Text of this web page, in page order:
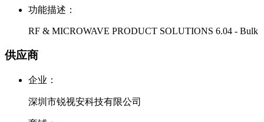
功能描述：
RF & MICROWAVE PRODUCT SOLUTIONS 6.04 - Bulk
供应商
企业：
深圳市锐视安科技有限公司